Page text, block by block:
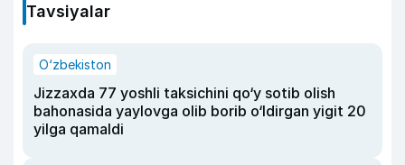
Tavsiyalar
O‘zbekiston
Jizzaxda 77 yoshli taksichini qo‘y sotib olish
bahonasida yaylovga olib borib o‘ldirgan yigit 20
yilga qamaldi